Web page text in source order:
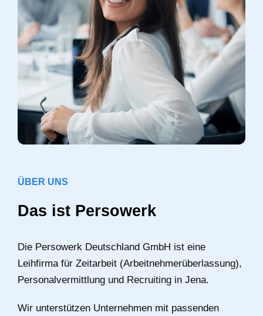
ÜBER UNS
Das ist Persowerk
Die Persowerk Deutschland GmbH ist eine
Leihfirma für Zeitarbeit (Arbeitnehmerüberlassung),
Personalvermittlung und Recruiting in Jena.
Wir unterstützen Unternehmen mit passenden